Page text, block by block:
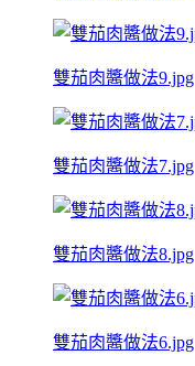
雙茄肉醬做法9.jpg
雙茄肉醬做法7.jpg
雙茄肉醬做法8.jpg
雙茄肉醬做法6.jpg